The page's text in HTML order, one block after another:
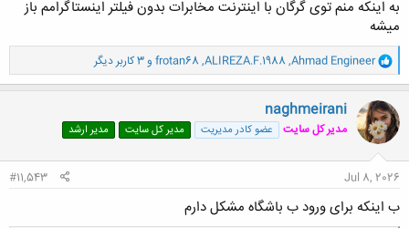
به اینکه منم توی گرگان با اینترنت مخابرات بدون فیلتر اینستاگرامم باز
میشه
و
ا
ک
ن
ش
ه
ا
Ahmad Engineer
,
ALIREZA.F.1988
,
frotan68 و 3 کاربر دیگر
naghmeirani
مدیر کل سایت عضو کادر مدیریت مدیر کل سایت مدیر ارشد
Jul 8, 2026
#11,543
ب اینکه برای ورود ب باشگاه مشکل دارم